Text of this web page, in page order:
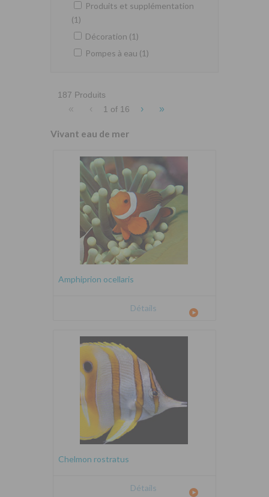
Produits et supplémentation
(1)
Décoration (1)
Pompes à eau (1)
187 Produits
« ‹ 1 of 16 › »
Vivant eau de mer
Amphiprion ocellaris
Détails
Chelmon rostratus
Détails